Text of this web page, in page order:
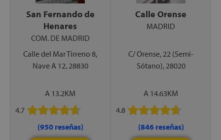
San Fernando de
Henares
COM. DE MADRID
Calle del Mar Tirreno 8,
Nave A 12, 28830
A 13.2KM
4.7
(950 reseñas)
Calle Orense
MADRID
C/ Orense, 22 (Semi-
Sótano), 28020
A 14.63KM
4.8
(846 reseñas)